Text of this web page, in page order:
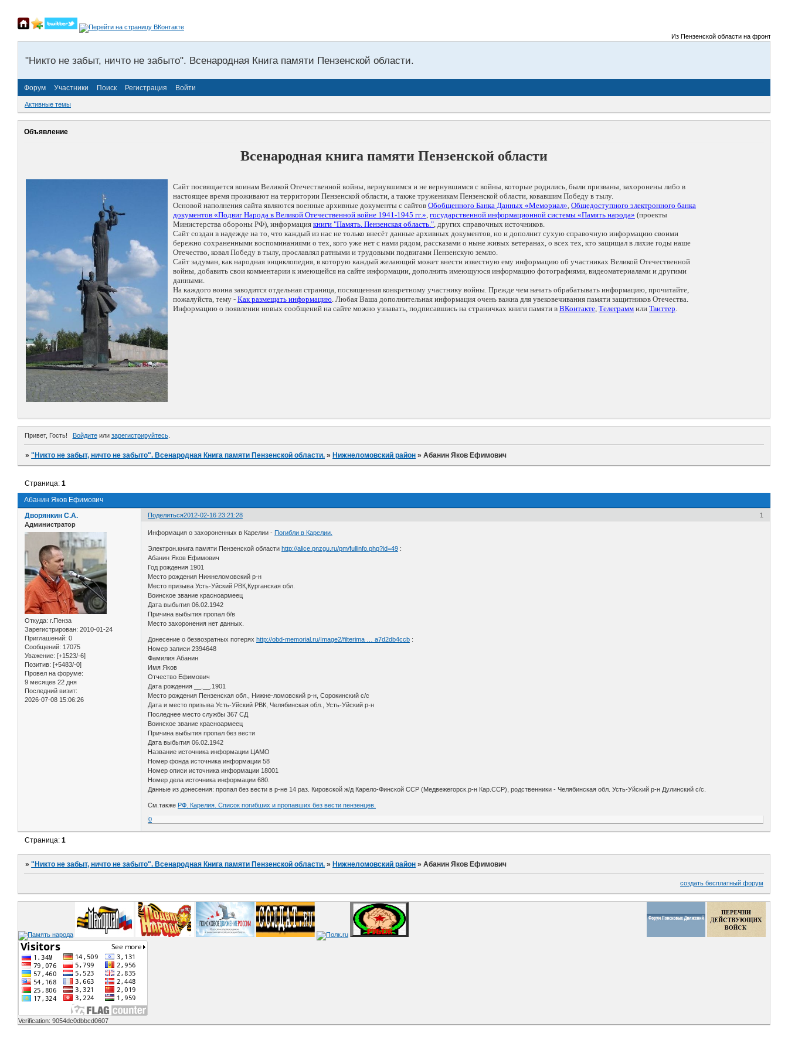
Из Пензенской области на фронты
"Никто не забыт, ничто не забыто". Всенародная Книга памяти Пензенской области.
Форум Участники Поиск Регистрация Войти
Активные темы
Объявление
Всенародная книга памяти Пензенской области
Сайт посвящается воинам Великой Отечественной войны, вернувшимся и не вернувшимся с войны, которые родились, были призваны, захоронены либо в
настоящее время проживают на территории Пензенской области, а также труженикам Пензенской области, ковавшим Победу в тылу.
Основой наполнения сайта являются военные архивные документы с сайтов Обобщенного Банка Данных «Мемориал», Общедоступного электронного банка
документов «Подвиг Народа в Великой Отечественной войне 1941-1945 гг.», государственной информационной системы «Память народа» (проекты
Министерства обороны РФ), информация книги "Память. Пензенская область.", других справочных источников.
Сайт создан в надежде на то, что каждый из нас не только внесёт данные архивных документов, но и дополнит сухую справочную информацию своими
бережно сохраненными воспоминаниями о тех, кого уже нет с нами рядом, рассказами о ныне живых ветеранах, о всех тех, кто защищал в лихие годы наше
Отечество, ковал Победу в тылу, прославлял ратными и трудовыми подвигами Пензенскую землю.
Сайт задуман, как народная энциклопедия, в которую каждый желающий может внести известную ему информацию об участниках Великой Отечественной
войны, добавить свои комментарии к имеющейся на сайте информации, дополнить имеющуюся информацию фотографиями, видеоматериалами и другими
данными.
На каждого воина заводится отдельная страница, посвященная конкретному участнику войны. Прежде чем начать обрабатывать информацию, прочитайте,
пожалуйста, тему - Как размещать информацию. Любая Ваша дополнительная информация очень важна для увековечивания памяти защитников Отечества.
Информацию о появлении новых сообщений на сайте можно узнавать, подписавшись на страничках книги памяти в ВКонтакте, Телеграмм или Твиттер.
Привет, Гость! Войдитеили зарегистрируйтесь.
»"Никто не забыт, ничто не забыто". Всенародная Книга памяти Пензенской области. » Нижнеломовский район »Абанин Яков Ефимович
Абанин Яков Ефимович
Страница:1
Поделиться 1
2012-02-16 23:21:28
Дворянкин С.А.
Администратор
Откуда: г.Пенза
Зарегистрирован: 2010-01-24
Приглашений: 0
Сообщений: 17075
Уважение: [+1523/-6]
Позитив: [+5483/-0]
Провел на форуме:
9 месяцев 22 дня
Последний визит:
2026-07-08 15:06:26
Информация о захороненных в Карелии -Погибли в Карелии.
Электрон.книга памяти Пензенской областиhttp://alice.pnzgu.ru/pm/fullinfo.php?id=49 :
Абанин Яков Ефимович
Год рождения 1901
Место рождения Нижнеломовский р-н
Место призыва Усть-Уйский РВК,Курганская обл.
Воинское звание красноармеец
Дата выбытия 06.02.1942
Причина выбытия пропал б/в
Место захоронения нет данных.
Донесение о безвозратных потеряхhttp://obd-memorial.ru/Image2/filterima … a7d2db4ccb :
Номер записи 2394648
Фамилия Абанин
Имя Яков
Отчество Ефимович
Дата рождения __.__.1901
Место рождения Пензенская обл., Нижне-ломовский р-н, Сорокинский с/с
Дата и место призыва Усть-Уйский РВК, Челябинская обл., Усть-Уйский р-н
Последнее место службы 367 СД
Воинское звание красноармеец
Причина выбытия пропал без вести
Дата выбытия 06.02.1942
Название источника информации ЦАМО
Номер фонда источника информации 58
Номер описи источника информации 18001
Номер дела источника информации 680.
Данные из донесения: пропал без вести в р-не 14 раз. Кировской ж/д Карело-Финской ССР (Медвежегорск.р-н Кар.ССР), родственники - Челябинская обл. Усть-Уйский р-н Дулинский с/с.
См.также РФ. Карелия. Список погибших и пропавших без вести пензенцев.
0
Страница:1
»"Никто не забыт, ничто не забыто". Всенародная Книга памяти Пензенской области. » Нижнеломовский район »Абанин Яков Ефимович
создать бесплатный форум
Verification: 9054dc0dbbcd0607